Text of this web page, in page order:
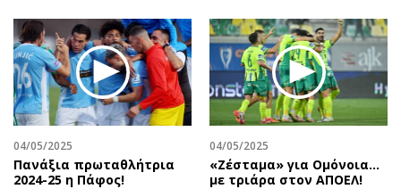
04/05/2025
Πανάξια πρωταθλήτρια
2024-25 η Πάφος!
04/05/2025
«Ζέσταμα» για Ομόνοια…
με τριάρα στον ΑΠΟΕΛ!